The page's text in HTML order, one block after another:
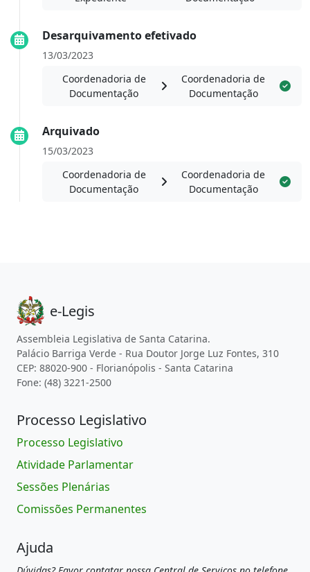
Desarquivamento efetivado
13/03/2023
Coordenadoria de
Documentação
Coordenadoria de
Documentação
Arquivado
15/03/2023
Coordenadoria de
Documentação
Coordenadoria de
Documentação
e-Legis
Assembleia Legislativa de Santa Catarina.
Palácio Barriga Verde - Rua Doutor Jorge Luz Fontes, 310
CEP: 88020-900 - Florianópolis - Santa Catarina
Fone: (48) 3221-2500
Processo Legislativo
Processo Legislativo
Atividade Parlamentar
Sessões Plenárias
Comissões Permanentes
Ajuda